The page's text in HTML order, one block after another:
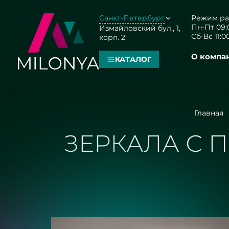
Санкт-Петербург
Измайловский бул., 1,
корп. 2
Режим
Пн-Пт
Сб-Вс
КАТАЛОГ О
Главная
ЗЕРКАЛА С